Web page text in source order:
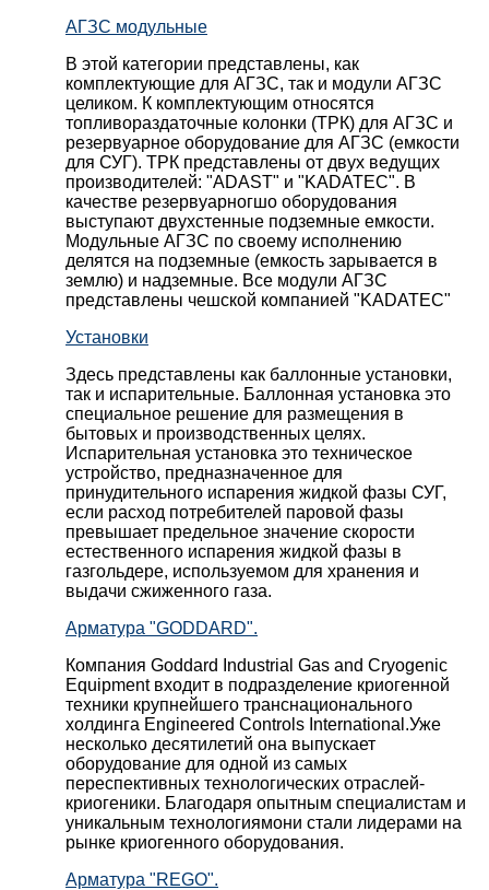
АГЗС модульные
В этой категории представлены, как
комплектующие для АГЗС, так и модули АГЗС
целиком. К комплектующим относятся
топливораздаточные колонки (ТРК) для АГЗС и
резервуарное оборудование для АГЗС (емкости
для СУГ). ТРК представлены от двух ведущих
производителей: "ADAST" и "KADATEC". В
качестве резервуарногшо оборудования
выступают двухстенные подземные емкости.
Модульные АГЗС по своему исполнению
делятся на подземные (емкость зарывается в
землю) и надземные. Все модули АГЗС
представлены чешской компанией "KADATEC"
Установки
Здесь представлены как баллонные установки,
так и испарительные. Баллонная установка это
специальное решение для размещения в
бытовых и производственных целях.
Испарительная установка это техническое
устройство, предназначенное для
принудительного испарения жидкой фазы СУГ,
если расход потребителей паровой фазы
превышает предельное значение скорости
естественного испарения жидкой фазы в
газгольдере, используемом для хранения и
выдачи сжиженного газа.
Арматура "GODDARD".
Компания Goddard Industrial Gas and Cryogenic
Equipment входит в подразделение криогенной
техники крупнейшего транснационального
холдинга Engineered Controls International.Уже
несколько десятилетий она выпускает
оборудование для одной из самых
переспективных технологических отраслей-
криогеники. Благодаря опытным специалистам и
уникальным технологиямони стали лидерами на
рынке криогенного оборудования.
Арматура "REGO".